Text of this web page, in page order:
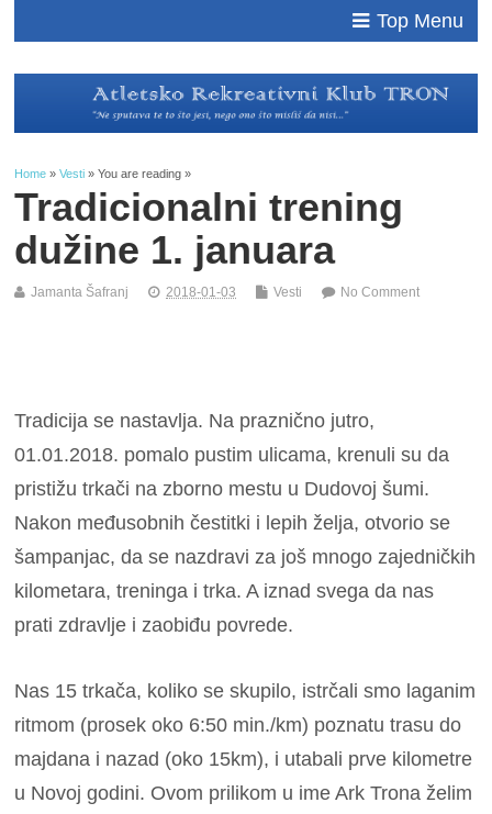
Top Menu
Home »Vesti » You are reading »
Tradicionalni trening
dužine 1. januara
Jamanta Šafranj 2018-01-03 Vesti No Comment
Tradicija se nastavlja. Na praznično jutro,
01.01.2018. pomalo pustim ulicama, krenuli su da
pristižu trkači na zborno mestu u Dudovoj šumi.
Nakon međusobnih čestitki i lepih želja, otvorio se
šampanjac, da se nazdravi za još mnogo zajedničkih
kilometara, treninga i trka. A iznad svega da nas
prati zdravlje i zaobiđu povrede.
Nas 15 trkača, koliko se skupilo, istrčali smo laganim
ritmom (prosek oko 6:50 min./km) poznatu trasu do
majdana i nazad (oko 15km), i utabali prve kilometre
u Novoj godini. Ovom prilikom u ime Ark Trona želim